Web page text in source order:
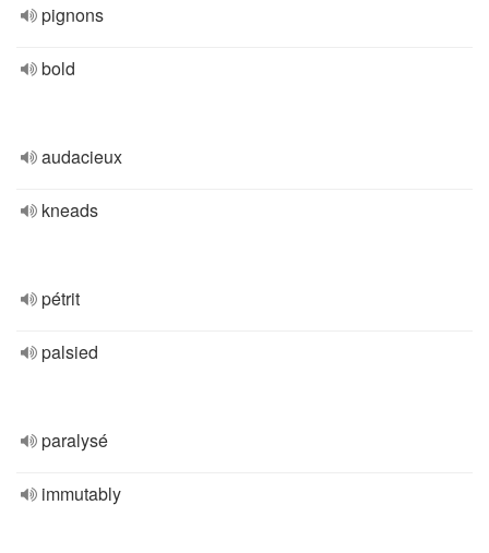
pignons
bold
audacieux
kneads
pétrit
palsied
paralysé
immutably